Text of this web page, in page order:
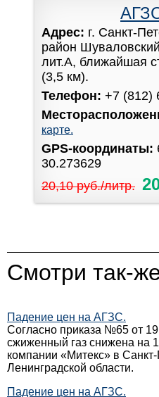
Адрес: г. Санкт-
район
лит.А, ближайшая
(3,5 км).
Телефон: +7 (812)
карте.
GPS-координаты:
30.273629
20,10 руб./литр.
Смотри так-
Падение цен на АГЗС.
Согласно приказа №65 от
сжиженный газ снижена на
компании «Митекс» в Санкт-
Ленинградской области.
Падение цен на АГЗС.